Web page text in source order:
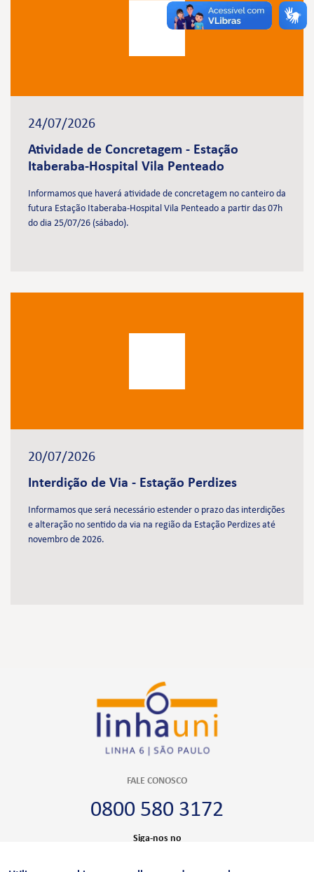
24/07/2026
Atividade de Concretagem - Estação
Itaberaba-Hospital Vila Penteado
Informamos que haverá atividade de concretagem no canteiro da
futura Estação Itaberaba-Hospital Vila Penteado a partir das 07h
do dia 25/07/26 (sábado).
20/07/2026
Interdição de Via - Estação Perdizes
Informamos que será necessário estender o prazo das interdições
e alteração no sentido da via na região da Estação Perdizes até
novembro de 2026.
FALE CONOSCO
0800 580 3172
Siga-nos no